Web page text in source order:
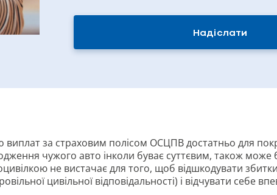
Надіслати
виплат за страховим полісом ОСЦПВ достатньо для
чужого авто інколи буває суттєвим, також може
не вистачає для того, щоб відшкодувати
цивільної відповідальності) і відчувати себе